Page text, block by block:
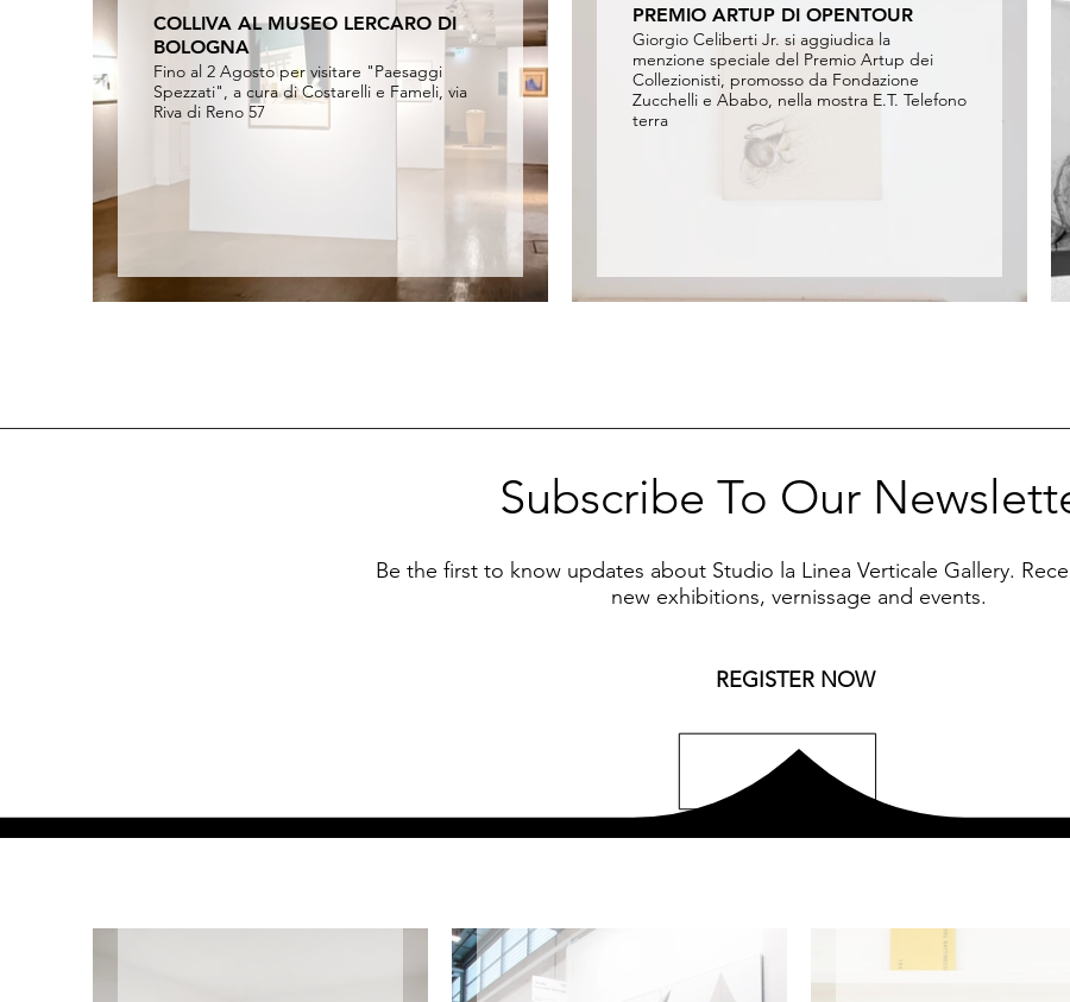
COLLIVA AL MUSEO LERCARO DI
BOLOGNA
Fino al 2 Agosto per visitare "Paesaggi
Spezzati", a cura di Costarelli e Fameli, via
Riva di Reno 57
PREMIO ARTUP DI OPENTOUR
Giorgio Celiberti Jr. si aggiudica la
menzione speciale del Premio Artup dei
Collezionisti, promosso da Fondazione
Zucchelli e Ababo, nella mostra E.T. Telefono
terra
Subscribe To Our
Be the first to know updates about Studio la Linea Verticale Gallery.
new exhibitions, vernissage and events.
REGISTER NOW